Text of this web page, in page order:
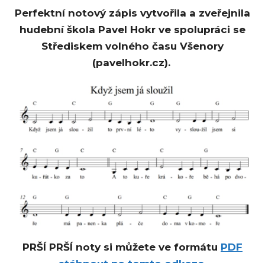
Perfektní notový zápis vytvořila a zveřejnila
hudební škola Pavel Hokr ve spolupráci se
Střediskem volného času Všenory
(pavelhokr.cz).
PRŠÍ PRŠÍ noty si můžete ve formátu PDF